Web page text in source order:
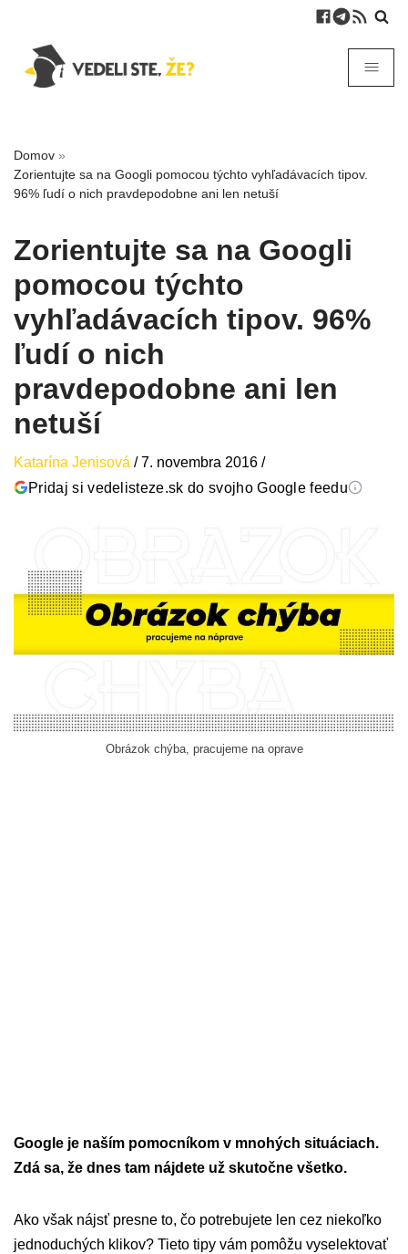
Domov »
Zorientujte sa na Googli pomocou týchto vyhľadávacích tipov.
96% ľudí o nich pravdepodobne ani len netuší
Zorientujte sa na Googli
pomocou týchto
vyhľadávacích tipov. 96%
ľudí o nich
pravdepodobne ani len
netuší
Katarína Jenisová /7. novembra 2016 /
Pridaj si vedelisteze.sk do svojho Google feedu
Obrázok chýba, pracujeme na oprave
Google je naším pomocníkom v mnohých situáciach.
Zdá sa, že dnes tam nájdete už skutočne všetko.
Ako však nájsť presne to, čo potrebujete len cez niekoľko
jednoduchých klikov? Tieto tipy vám pomôžu vyselektovať